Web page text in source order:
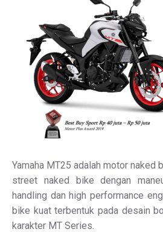
Yamaha MT25 adalah motor naked
street naked bike dengan
handling dan high performance
bike kuat terbentuk pada desain
karakter MT Series.